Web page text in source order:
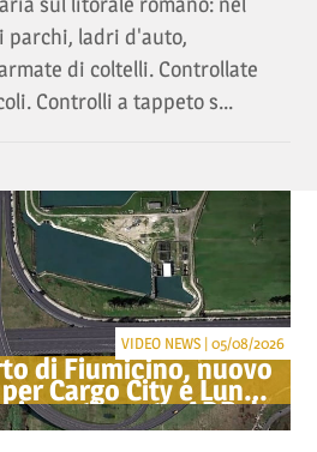
parchi, ladri d'auto,
di coltelli. Controllate
Controlli a tappeto s...
di Fiumicino, nuovo
Cargo City e Lunga
investimento ADR da
oltre 40 milioni
VIDEO NEWS | 05/08/2026